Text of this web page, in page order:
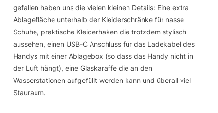
gefallen haben uns die vielen kleinen Details: Eine extra
Ablagefläche unterhalb der Kleiderschränke für nasse
Schuhe, praktische Kleiderhaken die trotzdem stylisch
aussehen, einen USB-C Anschluss für das Ladekabel des
Handys mit einer Ablagebox (so dass das Handy nicht in
der Luft hängt), eine Glaskaraffe die an den
Wasserstationen aufgefüllt werden kann und überall viel
Stauraum.